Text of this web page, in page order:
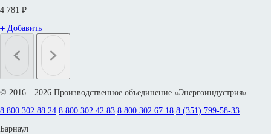
4 781 ₽
Добавить
© 2016—2026 Производственное объединение «Энергоиндустрия»
8 800 302 88 24 8 800 302 42 83 8 800 302 67 18 8 (351) 799-58-33
Барнаул